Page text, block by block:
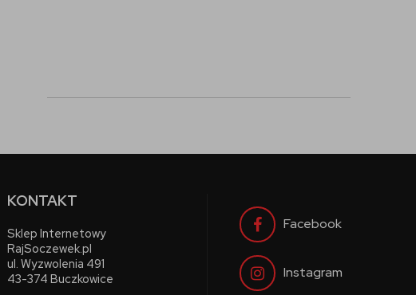
KONTAKT
Sklep Internetowy
RajSoczewek.pl
ul. Wyzwolenia 491
43-374 Buczkowice
Facebook
Instagram